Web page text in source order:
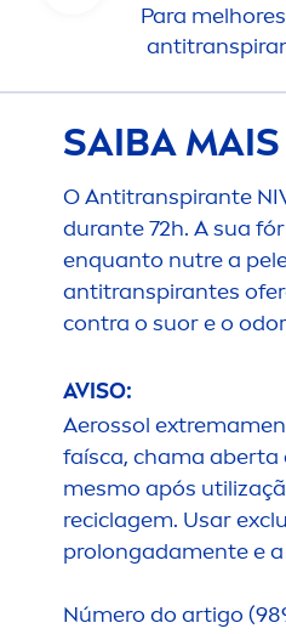
Para
SAIBA
O Antitranspirante
durante 72h. A sua
enquanto nutre a
antitranspirantes
contra o suor e o
AVISO:
Aerossol extremamen
faísca, chama aberta
mesmo após
reciclagem. Usar
prolongadamente e
Número do artigo